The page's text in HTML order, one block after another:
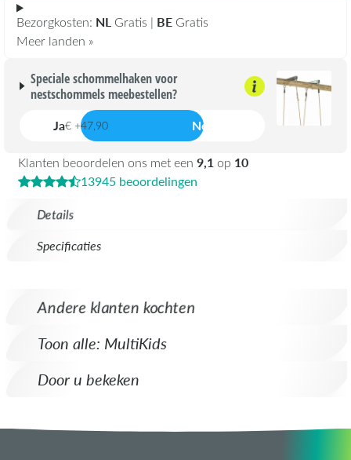
Details
Specificaties
Bezorgkosten: NL Gratis | BE Gratis
Meer landen »
Klanten beoordelen ons met een 9,1 op 10
13945 beoordelingen
Speciale schommelhaken voor
nestschommels meebestellen?
Ja€ +47,90 Nee
Andere klanten kochten
Toon alle: MultiKids
Door u bekeken